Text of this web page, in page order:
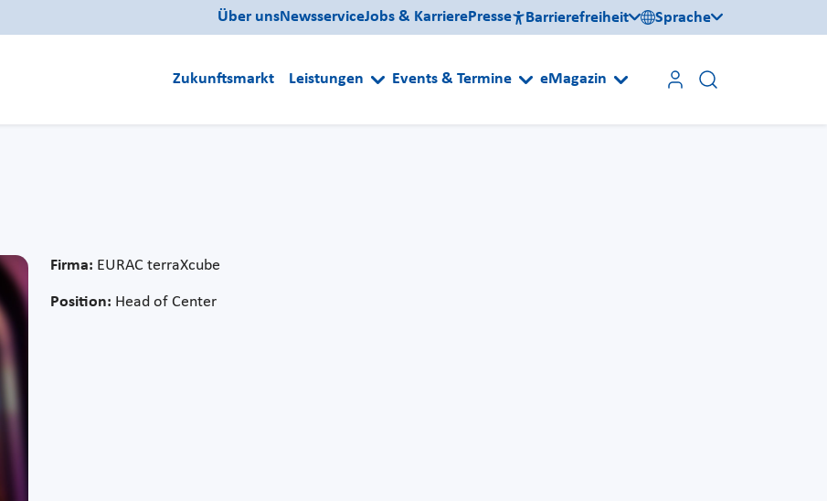
Über unsNewsserviceJobs & KarrierePresse Barrierefreiheit Sprache
Zukunftsmarkt Leistungen Events & Termine eMagazin
Firma: EURAC terraXcube
Position: Head of Center